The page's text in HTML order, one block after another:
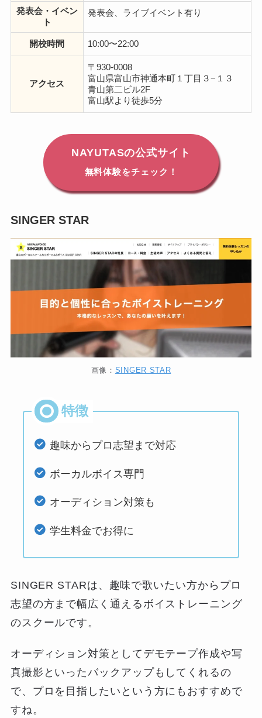
発表会・イベン
ト
発表会、ライブイベント有り
開校時間 10:00〜22:00
アクセス
〒930-0008
富山県富山市神通本町１丁目３−１３
青山第二ビル2F
富山駅より徒歩5分
NAYUTASの公式サイト
無料体験をチェック！
SINGER STAR
画像： SINGER STAR
趣味からプロ志望まで対応
ボーカルボイス専門
オーディション対策も
学生料金でお得に
SINGER STARは、趣味で歌いたい方からプロ
志望の方まで幅広く通えるボイストレーニング
のスクールです。
オーディション対策としてデモテープ作成や写
真撮影といったバックアップもしてくれるの
で、プロを目指したいという方にもおすすめで
すね。